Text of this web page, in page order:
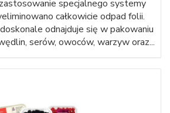
specjalnego systemy
całkowicie odpad folii.
odnajduje się w pakowaniu
serów, owoców, warzyw oraz...